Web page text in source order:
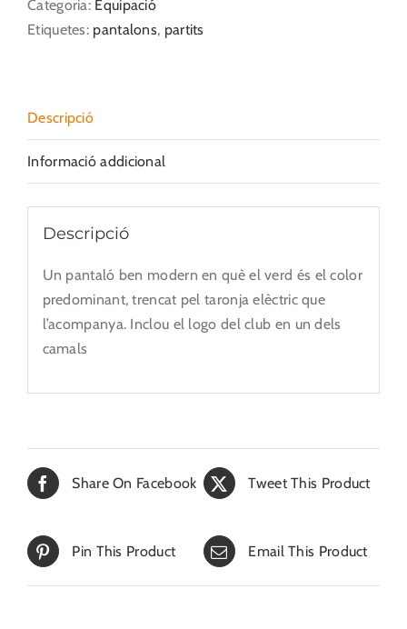
Categoria: Equipació
Etiquetes: pantalons, partits
Descripció
Informació addicional
Descripció
Un pantaló ben modern en què el verd és el color
predominant, trencat pel taronja elèctric que
l’acompanya. Inclou el logo del club en un dels
camals
Share On Facebook Tweet This Product
Pin This Product Email This Product